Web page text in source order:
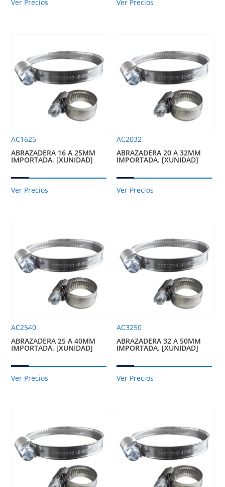
Ver Precios Ver Precios
AC1625
ABRAZADERA 16 A 25MM
IMPORTADA. [XUNIDAD]
Ver Precios
AC2032
ABRAZADERA 20 A 32MM
IMPORTADA. [XUNIDAD]
Ver Precios
AC2540
ABRAZADERA 25 A 40MM
IMPORTADA. [XUNIDAD]
Ver Precios
AC3250
ABRAZADERA 32 A 50MM
IMPORTADA. [XUNIDAD]
Ver Precios